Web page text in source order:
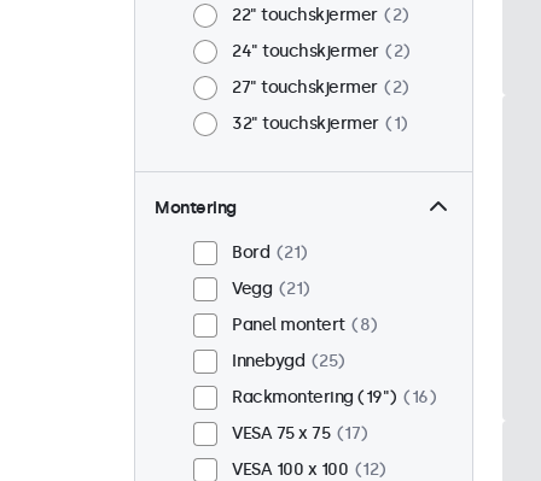
22" touchskjermer
2
24" touchskjermer
2
27" touchskjermer
2
32" touchskjermer
1
Montering
Bord
21
Vegg
21
Panel montert
8
Innebygd
25
Rackmontering (19")
16
VESA 75 x 75
17
VESA 100 x 100
12